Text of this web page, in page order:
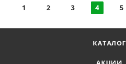
1 2 3 4 5
КАТАЛОГ